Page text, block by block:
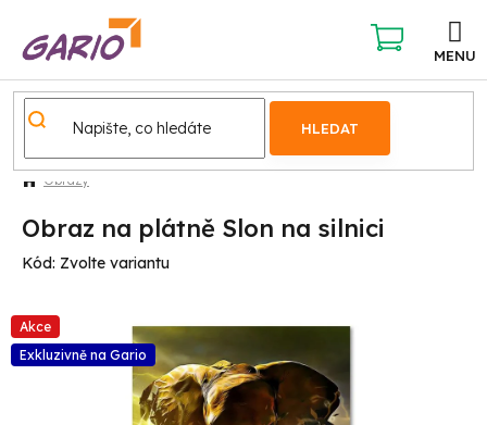
obsah
HLEDAT
NÁKUPNÍ
KOŠÍK
Obrazy
Obraz na plátně Slon na silnici
Kód: Zvolte variantu
Akce
Exkluzivně na Gario